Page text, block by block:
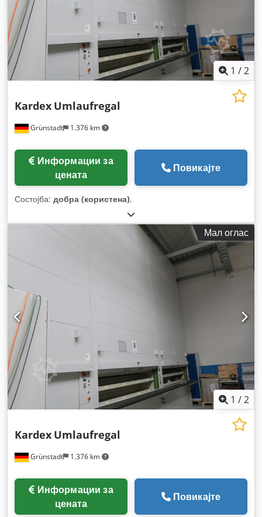
1 /2
Grünstadt 1.376 km
Kardex Umlaufregal
цената
Повикајте
Состојба: добра (користена),
Мал оглас
1 /2
Grünstadt 1.376 km
Kardex Umlaufregal
цената
Повикајте